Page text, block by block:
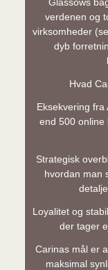
verdenen og
virksomheder
dyb
Hvad
Eksekvering
end 500
Strategisk
hvordan man
Loyalitet og
der tager
Carinas mål er
maksimal